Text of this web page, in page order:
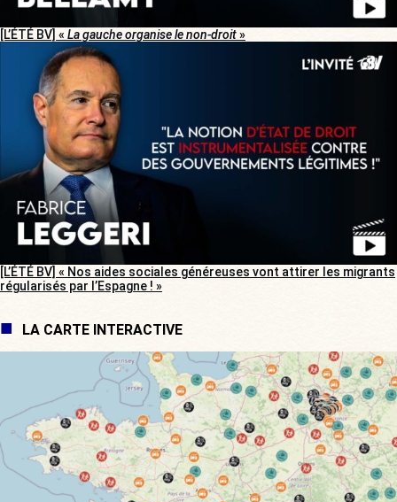
[L’ÉTÉ BV] « La gauche organise le non-droit»
[L’ÉTÉ BV] « Nos aides sociales généreuses vont attirer les migrants
régularisés par l’Espagne ! »
LA CARTE INTERACTIVE